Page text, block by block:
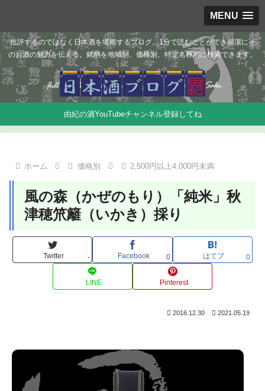
MENU
批評するのではなく日本酒を堪能するブログ。1分で読むことができ簡潔にそ
のお酒の魅力を伝える。銘柄を地域別、価格別、特定名称別に検索できます。
由紀の酒YouTubeチャンネル登録してね
ホーム 価格別 2,500円以上4,000円未満
風の森（かぜのもり）「純米」秋
津穂笊籬（いかき）採り
Twitter - Facebook 0 はてブ 0
LINE Pinterest
2016.12.30 2021.05.19